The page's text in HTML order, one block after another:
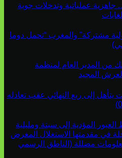
جاهزية عملياتية وتدخلات جوية
مشتركة” والمغرب “تحمل دوما
من المدير العام لمنظمة
المجيد
يتأهل إلى ربع النهائي عقب تعادله
العبور المؤدية إلى سبتة ومليلية
في مقدمتها الاستغلال المغرض
مضللة (الناطق الرسمي